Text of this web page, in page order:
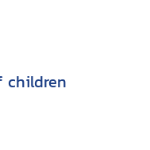
children